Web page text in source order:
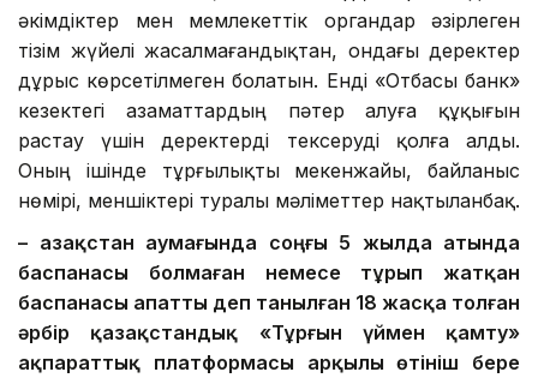
әкімдіктер мен мемлекеттік органдар әзірлеген
тізім жүйелі жасалмағандықтан, ондағы деректер
дұрыс көрсетілмеген болатын. Енді «Отбасы банк»
кезектегі азаматтардың пәтер алуға құқығын
растау үшін деректерді тексеруді қолға алды.
Оның ішінде тұрғылықты мекенжайы, байланыс
нөмірі, меншіктері туралы мәліметтер нақтыланбақ.
– Қазақстан аумағында соңғы 5 жылда атында
баспанасы болмаған немесе тұрып жатқан
баспанасы апатты деп танылған 18 жасқа толған
әрбір қазақстандық «Тұрғын үймен қамту»
ақпараттық платформасы арқылы өтініш бере